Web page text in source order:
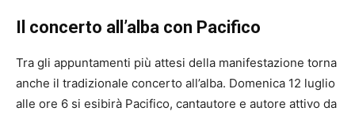
Il concerto all’alba con Pacifico
Tra gli appuntamenti più attesi della manifestazione torna
anche il tradizionale concerto all’alba. Domenica 12 luglio
alle ore 6 si esibirà Pacifico, cantautore e autore attivo da